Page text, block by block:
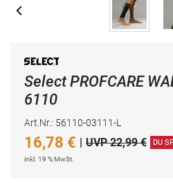
Select PROFCARE
6110
Art.Nr.: 56110-03111-L
16,78 € | UVP 22,99 € DU
inkl. 19 % MwSt.